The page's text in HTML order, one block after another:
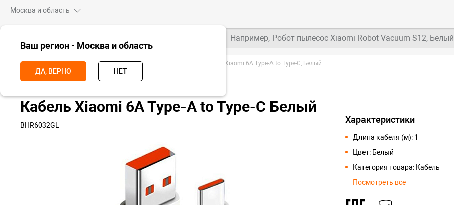
Москва и область
Ваш регион - Москва и область
ДА, ВЕРНО НЕТ
Например, Робот-пылесос Xiaomi Robot Vacuum S12, Белый
Главная Аксессуары Кабели, адаптеры и переходники Кабель Xiaomi 6A Type-A to Type-C, Белый
Кабель Xiaomi 6A Type-A to Type-C Белый
BHR6032GL
Характеристики
Длина кабеля (м): 1
Цвет: Белый
Категория товара: Кабель
Посмотреть все